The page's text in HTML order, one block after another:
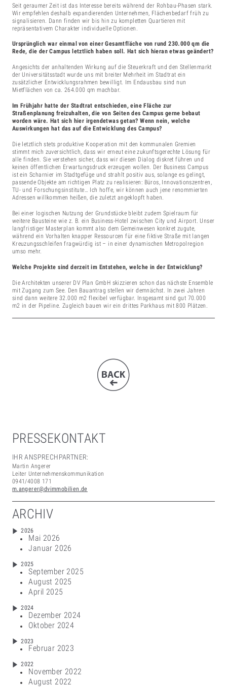
Seit geraumer Zeit ist das Interesse bereits während der Rohbau-Phasen stark.
Wir empfehlen deshalb expandierenden Unternehmen, Flächenbedarf früh zu
signalisieren. Dann finden wir bis hin zu kompletten Quartieren mit
repräsentativem Charakter individuelle Optionen.
Ursprünglich war einmal von einer Gesamtfläche von rund 230.000 qm die
Rede, die der Campus letztlich haben soll. Hat sich hieran etwas geändert?
Angesichts der anhaltenden Wirkung auf die Steuerkraft und den Stellenmarkt
der Universitätsstadt wurde uns mit breiter Mehrheit im Stadtrat ein
zusätzlicher Entwicklungsrahmen bewilligt. Im Endausbau sind nun
Mietflächen von ca. 264.000 qm machbar.
Im Frühjahr hatte der Stadtrat entschieden, eine Fläche zur
Straßenplanung freizuhalten, die von Seiten des Campus gerne bebaut
worden wäre. Hat sich hier irgendetwas getan? Wenn nein, welche
Auswirkungen hat das auf die Entwicklung des Campus?
Die letztlich stets produktive Kooperation mit den kommunalen Gremien
stimmt mich zuversichtlich, dass wir erneut eine zukunftsgerechte Lösung für
alle finden. Sie verstehen sicher, dass wir diesen Dialog diskret führen und
keinen öffentlichen Erwartungsdruck erzeugen wollen. Der Business Campus
ist ein Scharnier im Stadtgefüge und strahlt positiv aus, solange es gelingt,
passende Objekte am richtigen Platz zu realisieren: Büros, Innovationszentren,
TU- und Forschungsinstitute… Ich hoffe, wir können auch jene renommierten
Adressen willkommen heißen, die zuletzt angeklopft haben.
Bei einer logischen Nutzung der Grundstücke bleibt zudem Spielraum für
weitere Bausteine wie z. B. ein Business-Hotel zwischen City und Airport. Unser
langfristiger Masterplan kommt also dem Gemeinwesen konkret zugute,
während ein Vorhalten knapper Ressourcen für eine fiktive Straße mit langen
Kreuzungsschleifen fragwürdig ist – in einer dynamischen Metropolregion
umso mehr.
Welche Projekte sind derzeit im Entstehen, welche in der Entwicklung?
Die Architekten unserer DV Plan GmbH skizzieren schon das nächste Ensemble
mit Zugang zum See. Den Bauantrag stellen wir demnächst. In zwei Jahren
sind dann weitere 32.000 m2 flexibel verfügbar. Insgesamt sind gut 70.000
m2 in der Pipeline. Zugleich bauen wir ein drittes Parkhaus mit 800 Plätzen.
PRESSEKONTAKT
IHR ANSPRECHPARTNER:
Martin Angerer
Leiter Unternehmenskommunikation
0941/4008 171
m.angerer@dvimmobilien.de
ARCHIV
2026
Mai 2026
Januar 2026
2025
September 2025
August 2025
April 2025
2024
Dezember 2024
Oktober 2024
2023
Februar 2023
2022
November 2022
August 2022